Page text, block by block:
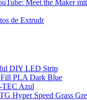
Meet the Maker
de Extrudr
DIY LED Strip
PLA Dark Blue
TEC Azul
Hyper Speed Grass